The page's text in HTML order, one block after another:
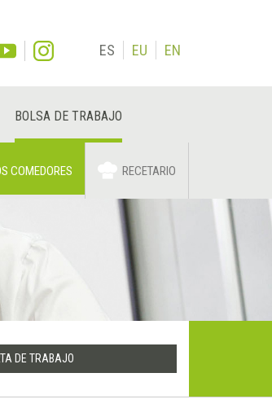
ES EU EN
BOLSA DE TRABAJO
COMEDORES RECETARIO
DE TRABAJO